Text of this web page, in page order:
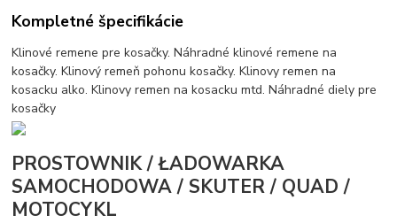
Kompletné špecifikácie
Klinové remene pre kosačky. Náhradné klinové remene na
kosačky. Klinový remeň pohonu kosačky. Klinovy remen na
kosacku alko. Klinovy remen na kosacku mtd. Náhradné diely pre
kosačky
PROSTOWNIK / ŁADOWARKA
SAMOCHODOWA / SKUTER / QUAD /
MOTOCYKL